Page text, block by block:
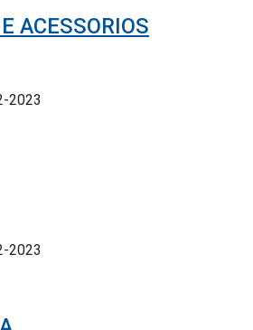
ACESSORIOS
2023
2023